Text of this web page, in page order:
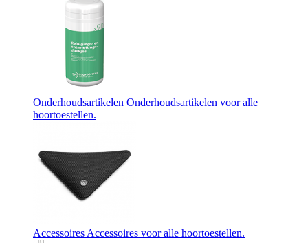
Onderhoudsartikelen Onderhoudsartikelen voor alle
hoortoestellen.
AccessoiresAccessoires voor alle hoortoestellen.